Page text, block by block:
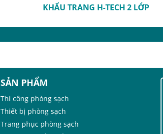
KHẨU TRANG H-TECH 2 LỚP
SẢN PHẨM
Thi công phòng sạch
Thiết bị phòng sạch
Trang phục phòng sạch